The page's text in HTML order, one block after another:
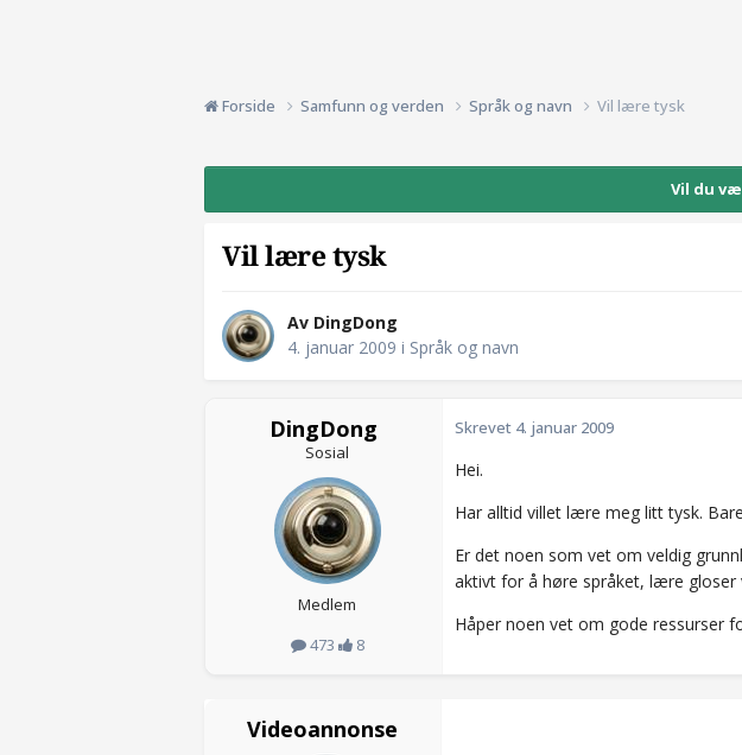
Forside Samfunn og verden Språk og navn Vil lære tysk
Vil du
Vil lære tysk
Av DingDong
4. januar 2009 i Språk og navn
DingDong
Sosial
Medlem
473
8
Skrevet 4. januar 2009
Hei.
Har alltid villet lære meg litt tysk.
Er det noen som vet om veldig
aktivt for å høre språket, lære gloser
Håper noen vet om gode ressurser
Videoannonse